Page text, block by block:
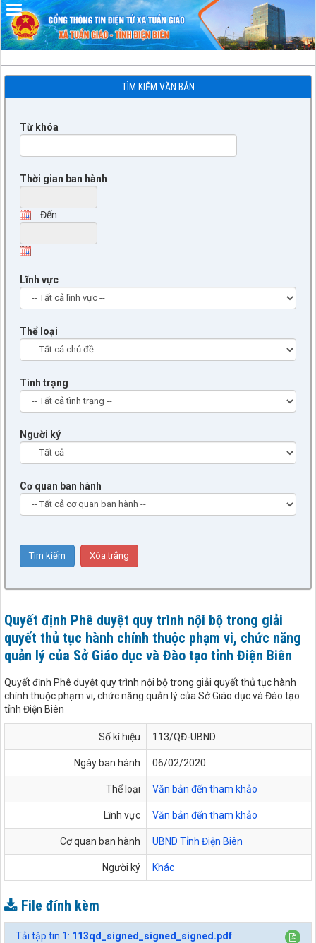
TÌM KIẾM VĂN BẢN
Từ khóa
Thời gian ban hành
Đến
Lĩnh vực
Thể loại
Tình trạng
Người ký
Cơ quan ban hành
Quyết định Phê duyệt quy trình nội bộ trong giải
quyết thủ tục hành chính thuộc phạm vi, chức năng
quản lý của Sở Giáo dục và Đào tạo tỉnh Điện Biên
Quyết định Phê duyệt quy trình nội bộ trong giải quyết thủ tục hành
chính thuộc phạm vi, chức năng quản lý của Sở Giáo dục và Đào tạo
tỉnh Điện Biên
Số kí hiệu 113/QĐ-UBND
Ngày ban hành 06/02/2020
Thể loại Văn bản đến tham khảo
Lĩnh vực Văn bản đến tham khảo
Cơ quan ban hành UBND Tỉnh Điện Biên
Người ký Khác
File đính kèm
Tải tập tin 1: 113qd_signed_signed_signed.pdf
Đã kết nối EMC